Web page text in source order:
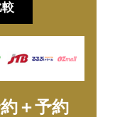
＋予約